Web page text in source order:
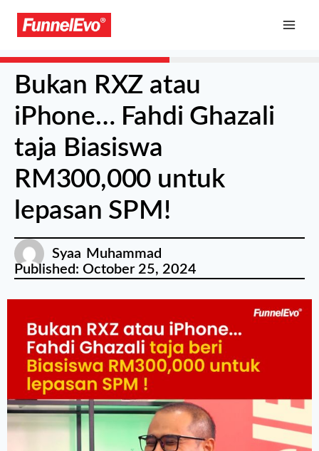
Bukan RXZ atau
iPhone… Fahdi Ghazali
taja Biasiswa
RM300,000 untuk
lepasan SPM!
Syaa Muhammad
Published: October 25, 2024